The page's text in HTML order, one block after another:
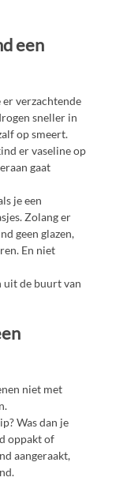
een
verzachtende
sneller in
op smeert.
er vaseline op
gaat
je een
Zolang er
geen glazen,
En niet
uit de buurt van
niet met
Was dan je
oppakt of
aangeraakt,